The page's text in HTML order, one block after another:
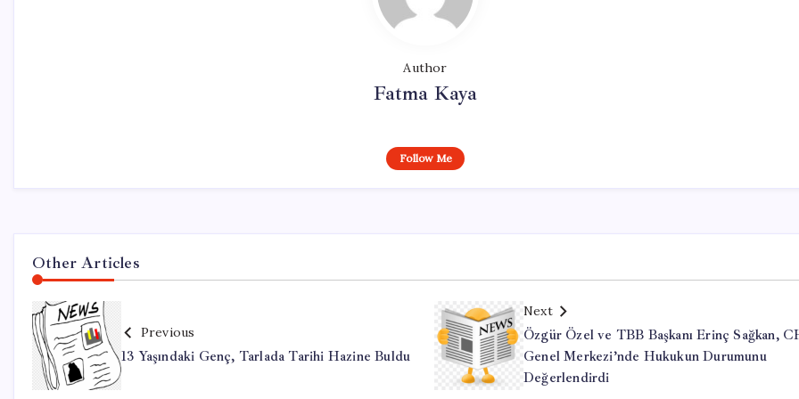
Author
Fatma Kaya
Follow Me
Other Articles
Previous
13 Yaşındaki Genç, Tarlada Tarihi Hazine Buldu
Next
Özgür Özel ve TBB Başkanı Erinç Sağkan,
Genel Merkezi’nde Hukukun Durumunu
Değerlendirdi